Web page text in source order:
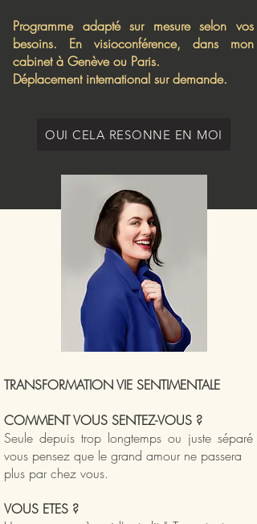
TRANSFORMATIONVIE SENTIMENTALE
COMMENT VOUS SENTEZ-VOUS ?
Seule depuis trop longtemps ou juste séparé
vous pensez que le grand amour ne passera
plus par chez vous.
VOUS ETES ?
Programme adapté sur mesure selon vos
besoins. En visioconférence, dans mon
cabinet à Genève ou Paris.
Déplacement international sur demande.
OUI CELA RESONNE EN MOI